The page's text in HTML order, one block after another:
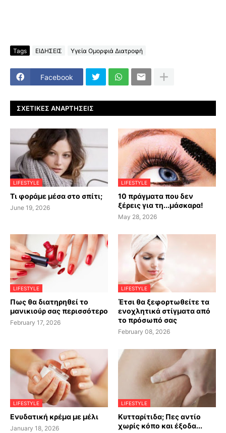
Tags ΕΙΔΗΣΕΙΣ Υγεία Ομορφιά Διατροφή
Facebook
ΣΧΕΤΙΚΈΣ ΑΝΑΡΤΉΣΕΙΣ
LIFESTYLE
Τι φοράμε μέσα στο σπίτι;
June 19, 2026
LIFESTYLE
10 πράγματα που δεν
ξέρεις για τη...μάσκαρα!
May 28, 2026
LIFESTYLE
Πως θα διατηρηθεί το
μανικιούρ σας περισσότερο
February 17, 2026
LIFESTYLE
Έτσι θα ξεφορτωθείτε τα
ενοχλητικά στίγματα από
το πρόσωπό σας
February 08, 2026
LIFESTYLE
Ενυδατική κρέμα με μέλι
January 18, 2026
LIFESTYLE
Κυτταρίτιδα; Πες αντίο
χωρίς κόπο και έξοδα...